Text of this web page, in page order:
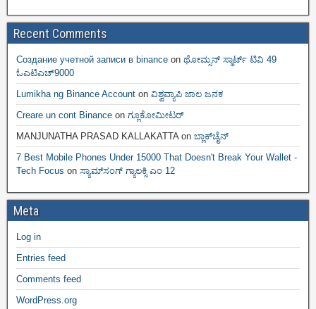
Recent Comments
Создание учетной записи в binance on ಥೋಮ್ಸನ್ ಸ್ಮಾರ್ಟ್‌ ಟಿವಿ 49
ಓಎಟಿಎಚ್9000
Lumikha ng Binance Account on ವಿಶ್ವವ್ಯಾಪಿ ಜಾಲ ಜನಕ
Creare un cont Binance on ಗ್ಲೂಕೋಮೀಟರ್
MANJUNATHA PRASAD KALLAKATTAon ಬ್ಲಾಕ್‌ಚೈನ್‌
7 Best Mobile Phones Under 15000 That Doesn't Break Your Wallet -
Tech Focus on ಸ್ಯಾಮ್‌ಸಂಗ್ ಗ್ಯಾಲಕ್ಸಿ ಎಂ 12
Meta
Log in
Entries feed
Comments feed
WordPress.org